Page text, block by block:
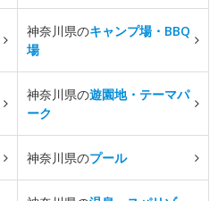
神奈川県のキャンプ場・BBQ
場
神奈川県の遊園地・テーマパ
ーク
神奈川県のプール